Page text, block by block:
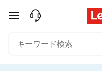
Tメインコンテンツにスキ